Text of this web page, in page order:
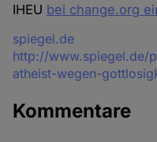
IHEU bei change.org
Quelle
spiegel.de
http://www.spiegel.de/
atheist-wegen-
Kommentare